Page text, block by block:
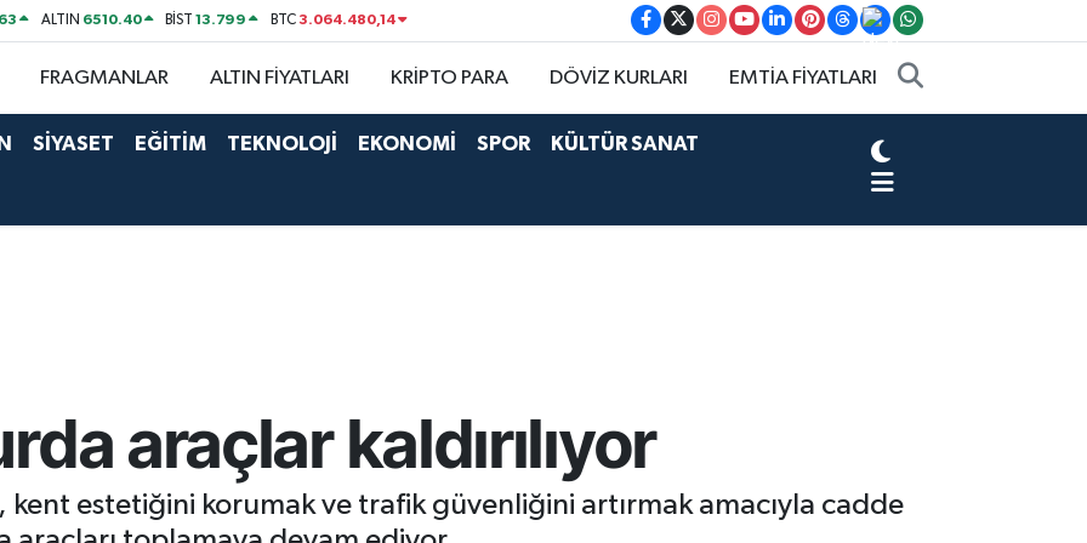
ALTIN 6510.40 BİST13.799 BTC3.064.480,14
FRAGMANLAR ALTIN FİYATLARI KRİPTO PARA DÖVİZ KURLARI EMTİA FİYATLARI
SİYASET EĞİTİM TEKNOLOJİ EKONOMİ SPOR KÜLTÜR SANAT
araçlar kaldırılıyor
kent estetiğini korumak ve trafik güvenliğini artırmak amacıyla cadde